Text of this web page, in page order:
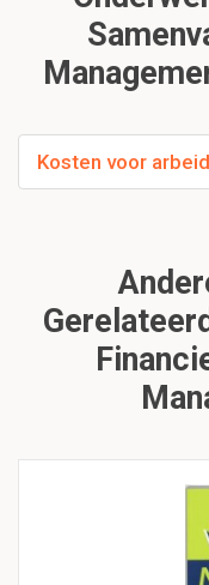
Kosten voor